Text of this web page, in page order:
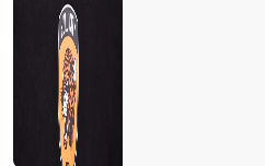
ACENTACI SAKSIDA YETiŞMiYOR..!
ACENTA YOKSA REHBER DE YOK..!
TURİZMDE ELEMAN YOKTUR
ACENTALARI SİYASETE DAVET